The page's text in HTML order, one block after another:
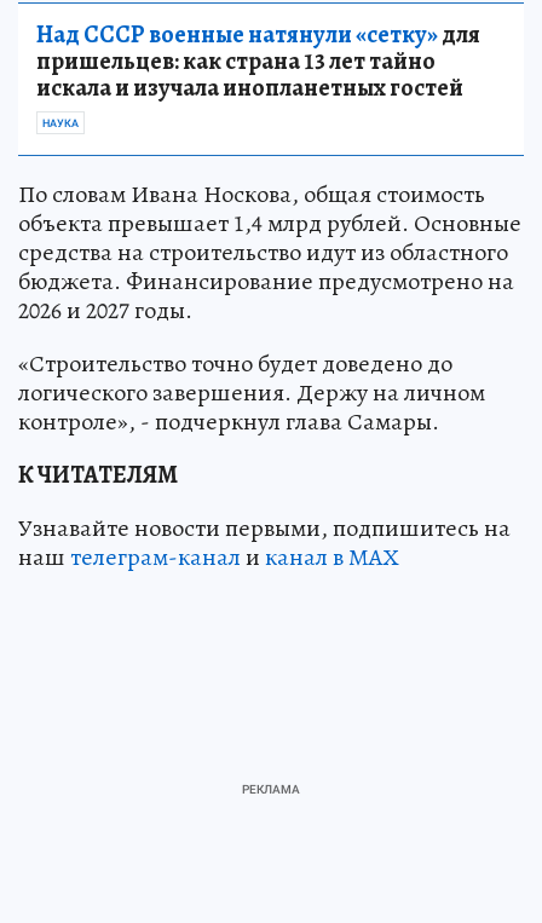
Над СССР военные натянули «сетку»для
пришельцев: как страна 13 лет тайно
искала и изучала инопланетных гостей
НАУКА
По словам Ивана Носкова, общая стоимость
объекта превышает 1,4 млрд рублей. Основные
средства на строительство идут из областного
бюджета. Финансирование предусмотрено на
2026 и 2027 годы.
«Строительство точно будет доведено до
логического завершения. Держу на личном
контроле», - подчеркнул глава Самары.
К ЧИТАТЕЛЯМ
Узнавайте новости первыми, подпишитесь на
наштелеграм-каналиканал в МАХ